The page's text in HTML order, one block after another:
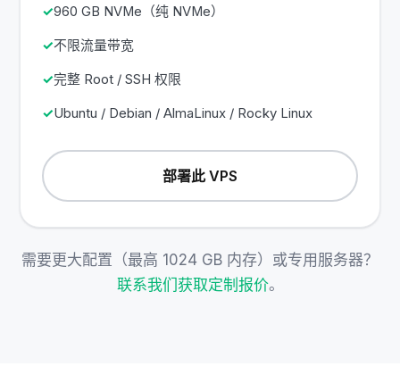
960 GB NVMe（纯 NVMe）
不限流量带宽
完整 Root / SSH 权限
Ubuntu / Debian / AlmaLinux / Rocky Linux
部署此 VPS
需要更大配置（最高 1024 GB 内存）或专用服务器？
联系我们获取定制报价。